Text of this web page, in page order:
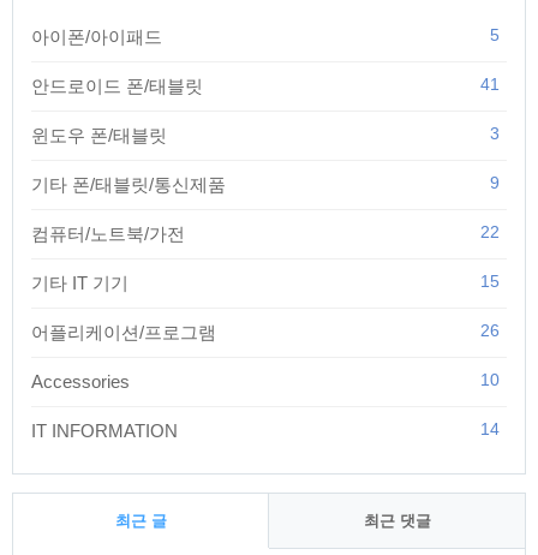
아이폰/아이패드 5
안드로이드 폰/태블릿 41
윈도우 폰/태블릿 3
기타 폰/태블릿/통신제품 9
컴퓨터/노트북/가전 22
기타 IT 기기 15
어플리케이션/프로그램 26
Accessories 10
IT INFORMATION 14
최근 글 최근 댓글